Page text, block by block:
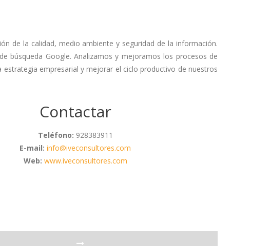
de la calidad, medio ambiente y seguridad de la información.
búsqueda Google. Analizamos y mejoramos los procesos de
empresarial y mejorar el ciclo productivo de nuestros
Contactar
Teléfono: 928383911
E-mail: info@iveconsultores.com
Web: www.iveconsultores.com